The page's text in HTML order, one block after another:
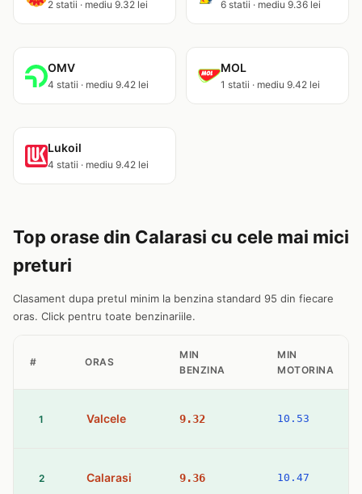
2 statii · mediu 9.32 lei 6 statii · mediu 9.36 lei
OMV
4 statii · mediu 9.42 lei
MOL
1 statii · mediu 9.42 lei
Lukoil
4 statii · mediu 9.42 lei
Top orase din Calarasi cu cele mai mici
preturi
Clasament dupa pretul minim la benzina standard 95 din fiecare
oras. Click pentru toate benzinariile.
# ORAS
MIN
BENZINA
MIN
MOTORINA
1 Valcele 9.32 10.53
2 Calarasi 9.36 10.47